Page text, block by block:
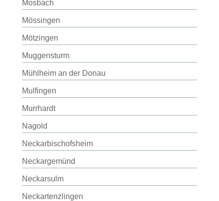
Mosbach
Mössingen
Mötzingen
Muggensturm
Mühlheim an der Donau
Mulfingen
Murrhardt
Nagold
Neckarbischofsheim
Neckargemünd
Neckarsulm
Neckartenzlingen